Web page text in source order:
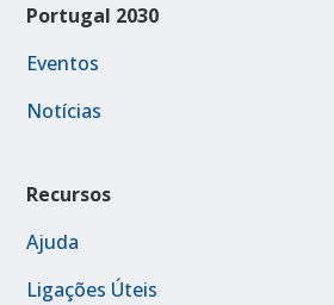
Portugal 2030
Eventos
Notícias
Recursos
Ajuda
Ligações Úteis